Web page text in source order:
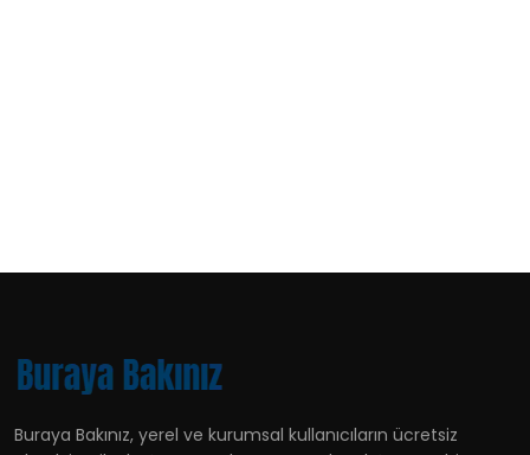
Buraya Bakınız, yerel ve kurumsal kullanıcıların ücretsiz